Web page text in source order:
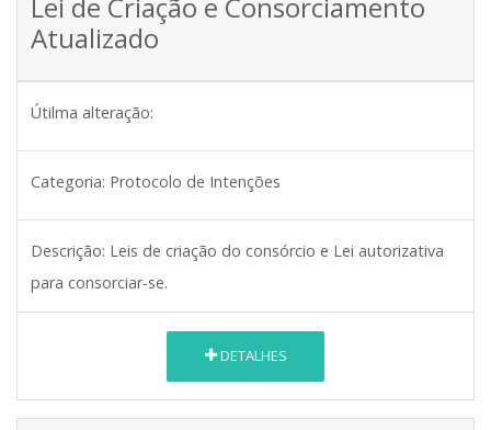
Atualizado
Útilma alteração:
Categoria: Protocolo de Intenções
Descrição: Leis de criação do consórcio e Lei autorizativa
para consorciar-se.
DETALHES